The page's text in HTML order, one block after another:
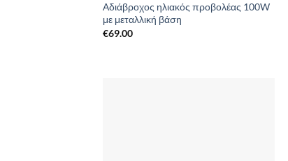
Αδιάβροχος ηλιακός προβολέας 100W
με μεταλλική βάση
€69.00